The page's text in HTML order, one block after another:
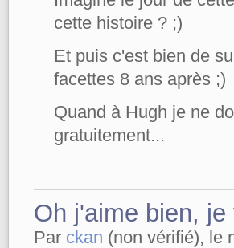
cette histoire ? ;)
Et puis c'est bien de
facettes 8 ans après ;)
Quand à Hugh je ne
gratuitement...
Oh j'aime bien,
Par ckan (non vérifié), le